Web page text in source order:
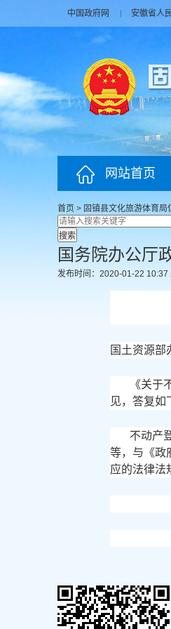
中国政府网 安徽省人
网站首页
首页 > 固镇县文化旅游体育局
国务院办公厅
发布时间：2020-01-22 10:37
国土资源部
《关于
见，答复如
不动产
等，与《政
应的法律法